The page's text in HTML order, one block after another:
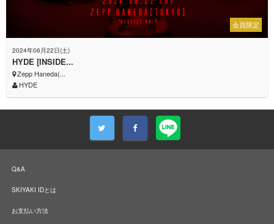
会員限定
2024年06月22日(土)
HYDE [INSIDE...
Zepp Haneda(...
HYDE
Q&A
SKIYAKI IDとは
お支払い方法